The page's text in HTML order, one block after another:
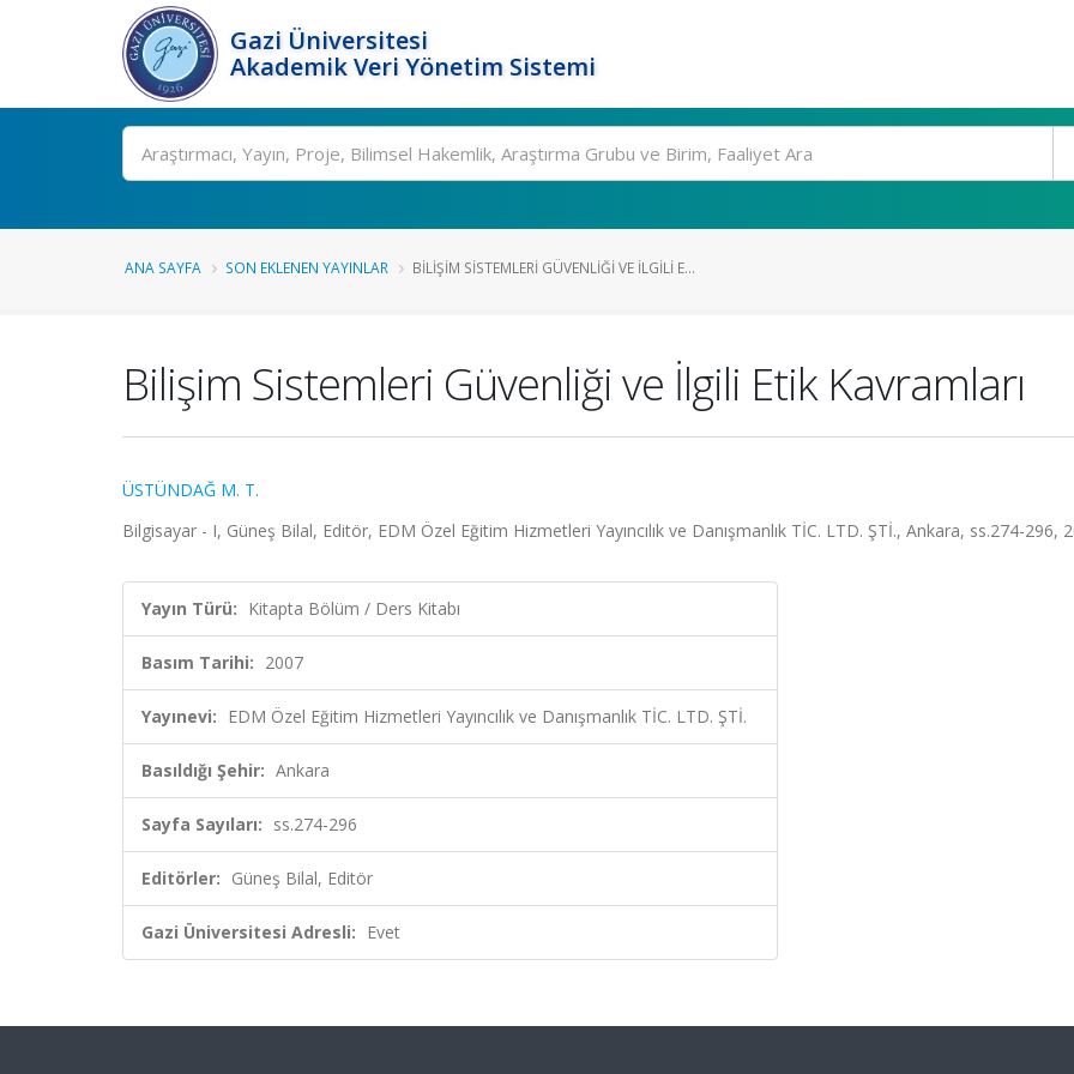
Gazi Üniversitesi
Akademik Veri Yönetim Sistemi
Ara
ANA SAYFA SON EKLENEN YAYINLAR BILIŞIM SISTEMLERI GÜVENLIĞI VE İLGILI E...
Bilişim Sistemleri Güvenliği ve İlgili Etik Kavramları
ÜSTÜNDAĞ M. T.
Bilgisayar - I, Güneş Bilal, Editör, EDM Özel Eğitim Hizmetleri Yayıncılık ve Danışmanlık TİC. LTD. ŞTİ., Ankara, ss.274-296,
Yayın Türü: Kitapta Bölüm / Ders Kitabı
Basım Tarihi: 2007
Yayınevi: EDM Özel Eğitim Hizmetleri Yayıncılık ve Danışmanlık TİC. LTD. ŞTİ.
Basıldığı Şehir: Ankara
Sayfa Sayıları: ss.274-296
Editörler: Güneş Bilal, Editör
Gazi Üniversitesi Adresli: Evet